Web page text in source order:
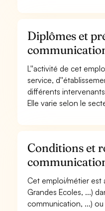
Diplômes et
L''activité de cet
service,
différents
Elle varie selon le
Conditions et
Cet emploi/métier est
Grandes Ecoles, ...)
communication, ...)